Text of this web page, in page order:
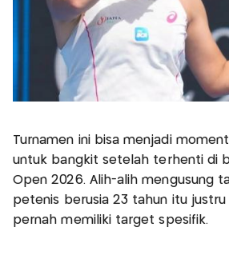
Turnamen ini bisa menjadi
untuk bangkit setelah terhenti di
Open 2026. Alih-alih mengusung
petenis berusia 23 tahun itu
pernah memiliki target spesifik.